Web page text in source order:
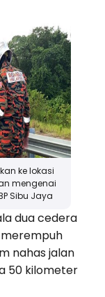
ke lokasi
mengenai
Sibu Jaya
dua cedera
nahas jalan
50 kilometer